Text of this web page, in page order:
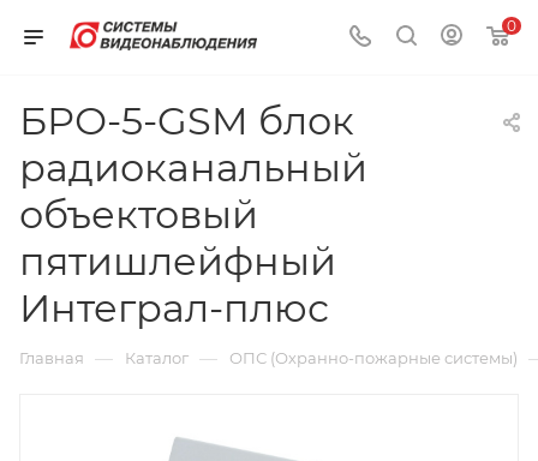
0
БРО-5-GSM блок
радиоканальный
объектовый
пятишлейфный
Интеграл-плюс
Главная — Каталог — ОПС (Охранно-пожарные системы)